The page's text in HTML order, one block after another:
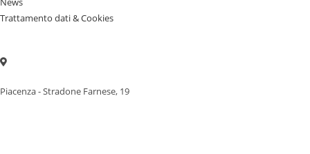
Trattamento dati & Cookies
Piacenza - Stradone Farnese, 19